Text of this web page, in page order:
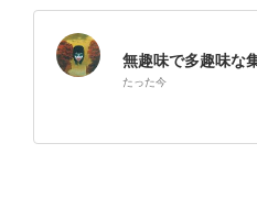
無趣味で多趣味な
たった今